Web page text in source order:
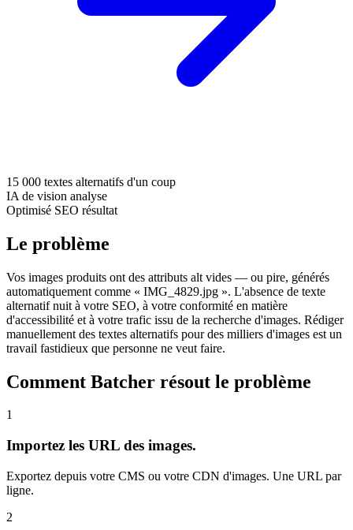
15 000 textes alternatifs d'un coup
IA de vision analyse
Optimisé SEO résultat
Le problème
Vos images produits ont des attributs alt vides — ou pire, générés
automatiquement comme « IMG_4829.jpg ». L'absence de texte
alternatif nuit à votre SEO, à votre conformité en matière
d'accessibilité et à votre trafic issu de la recherche d'images. Rédiger
manuellement des textes alternatifs pour des milliers d'images est un
travail fastidieux que personne ne veut faire.
Comment Batcher résout le problème
1
Importez les URL des images.
Exportez depuis votre CMS ou votre CDN d'images. Une URL par
ligne.
2